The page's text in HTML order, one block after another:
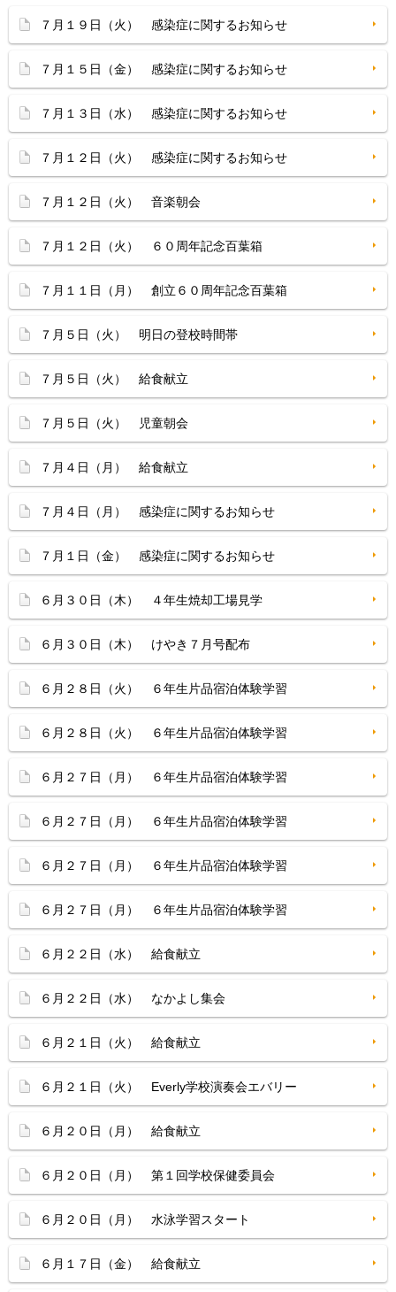
７月１９日（火） 感染症に関するお知らせ
７月１５日（金） 感染症に関するお知らせ
７月１３日（水） 感染症に関するお知らせ
７月１２日（火） 感染症に関するお知らせ
７月１２日（火） 音楽朝会
７月１２日（火） ６０周年記念百葉箱
７月１１日（月） 創立６０周年記念百葉箱
７月５日（火） 明日の登校時間帯
７月５日（火） 給食献立
７月５日（火） 児童朝会
７月４日（月） 給食献立
７月４日（月） 感染症に関するお知らせ
７月１日（金） 感染症に関するお知らせ
６月３０日（木） ４年生焼却工場見学
６月３０日（木） けやき７月号配布
６月２８日（火） ６年生片品宿泊体験学習
６月２８日（火） ６年生片品宿泊体験学習
６月２７日（月） ６年生片品宿泊体験学習
６月２７日（月） ６年生片品宿泊体験学習
６月２７日（月） ６年生片品宿泊体験学習
６月２７日（月） ６年生片品宿泊体験学習
６月２２日（水） 給食献立
６月２２日（水） なかよし集会
６月２１日（火） 給食献立
６月２１日（火） Everly学校演奏会エバリー
６月２０日（月） 給食献立
６月２０日（月） 第１回学校保健委員会
６月２０日（月） 水泳学習スタート
６月１７日（金） 給食献立